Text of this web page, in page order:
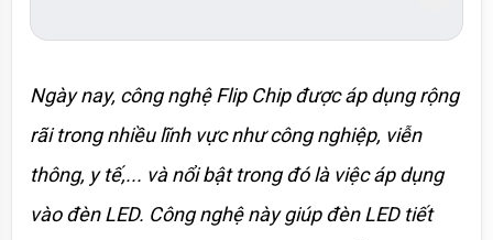
Ngày nay, công nghệ Flip Chip được áp dụng rộng
rãi trong nhiều lĩnh vực như công nghiệp, viễn
thông, y tế,... và nổi bật trong đó là việc áp dụng
vào đèn LED. Công nghệ này giúp đèn LED tiết